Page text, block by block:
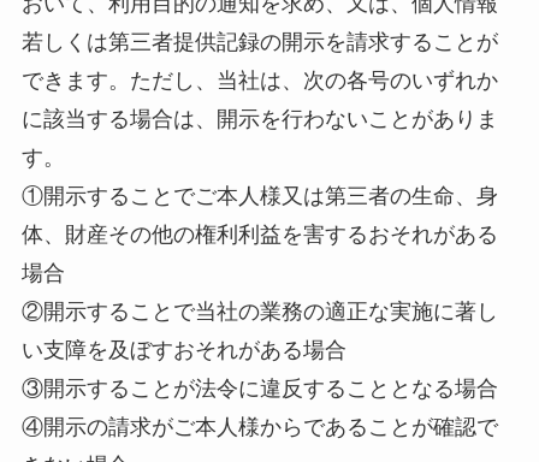
若しくは第三者提供記録の開示を請求することが
できます。ただし、当社は、次の各号のいずれか
に該当する場合は、開示を行わないことがありま
す。
①開示することでご本人様又は第三者の生命、身
体、財産その他の権利利益を害するおそれがある
場合
②開示することで当社の業務の適正な実施に著し
い支障を及ぼすおそれがある場合
③開示することが法令に違反することとなる場合
④開示の請求がご本人様からであることが確認で